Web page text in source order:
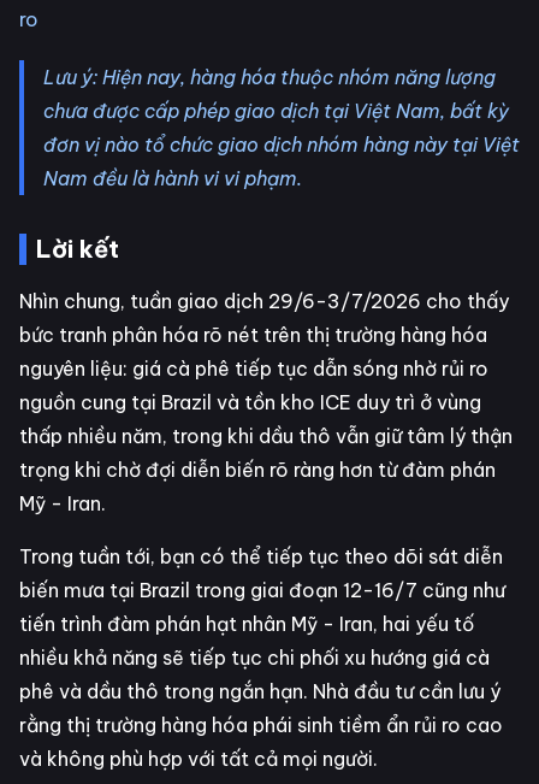
ro
Lưu ý: Hiện nay, hàng hóa thuộc nhóm năng lượng
chưa được cấp phép giao dịch tại Việt Nam, bất kỳ
đơn vị nào tổ chức giao dịch nhóm hàng này tại Việt
Nam đều là hành vi vi phạm.
Lời kết
Nhìn chung, tuần giao dịch 29/6-3/7/2026 cho thấy
bức tranh phân hóa rõ nét trên thị trường hàng hóa
nguyên liệu: giá cà phê tiếp tục dẫn sóng nhờ rủi ro
nguồn cung tại Brazil và tồn kho ICE duy trì ở vùng
thấp nhiều năm, trong khi dầu thô vẫn giữ tâm lý thận
trọng khi chờ đợi diễn biến rõ ràng hơn từ đàm phán
Mỹ - Iran.
Trong tuần tới, bạn có thể tiếp tục theo dõi sát diễn
biến mưa tại Brazil trong giai đoạn 12-16/7 cũng như
tiến trình đàm phán hạt nhân Mỹ - Iran, hai yếu tố
nhiều khả năng sẽ tiếp tục chi phối xu hướng giá cà
phê và dầu thô trong ngắn hạn. Nhà đầu tư cần lưu ý
rằng thị trường hàng hóa phái sinh tiềm ẩn rủi ro cao
và không phù hợp với tất cả mọi người.